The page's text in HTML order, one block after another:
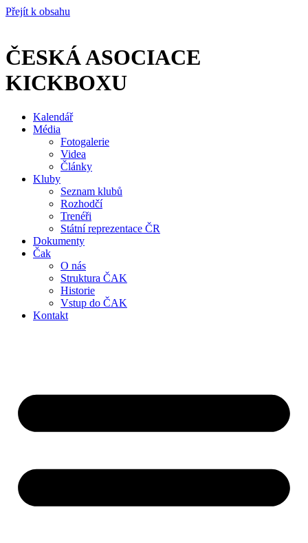
Přejít k obsahu
ČESKÁ ASOCIACE
KICKBOXU
Kalendář
Média
Fotogalerie
Videa
Články
Kluby
Seznam klubů
Rozhodčí
Trenéři
Státní reprezentace ČR
Dokumenty
Čak
O nás
Struktura ČAK
Historie
Vstup do ČAK
Kontakt